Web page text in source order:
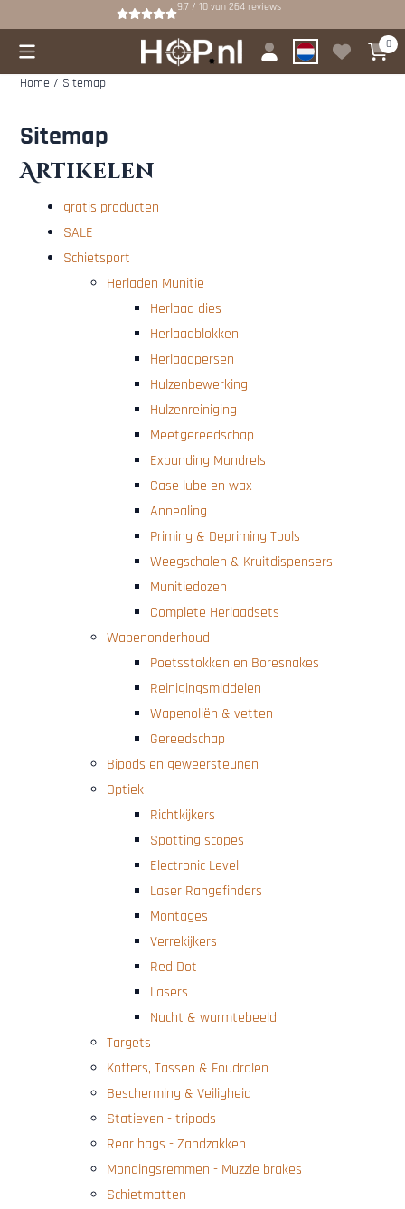
Cookievoorkeuren zijn beschikbaar. Kies instellingen of sta alle
9.7 / 10 van264 reviews
0
Home / Sitemap
Sitemap
Artikelen
gratis producten
SALE
Schietsport
Herladen Munitie
Herlaad dies
Herlaadblokken
Herlaadpersen
Hulzenbewerking
Hulzenreiniging
Meetgereedschap
Expanding Mandrels
Case lube en wax
Annealing
Priming & Depriming Tools
Weegschalen & Kruitdispensers
Munitiedozen
Complete Herlaadsets
Wapenonderhoud
Poetsstokken en Boresnakes
Reinigingsmiddelen
Wapenoliën & vetten
Gereedschap
Bipods en geweersteunen
Optiek
Richtkijkers
Spotting scopes
Electronic Level
Laser Rangefinders
Montages
Verrekijkers
Red Dot
Lasers
Nacht & warmtebeeld
Targets
Koffers, Tassen & Foudralen
Bescherming & Veiligheid
Statieven - tripods
Rear bags - Zandzakken
Mondingsremmen - Muzzle brakes
Schietmatten